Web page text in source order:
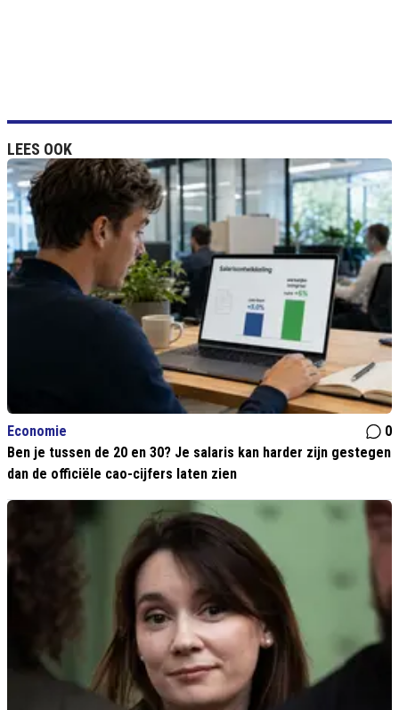
LEES OOK
Economie
0
Ben je tussen de 20 en 30? Je salaris kan harder zijn gestegen
dan de officiële cao-cijfers laten zien